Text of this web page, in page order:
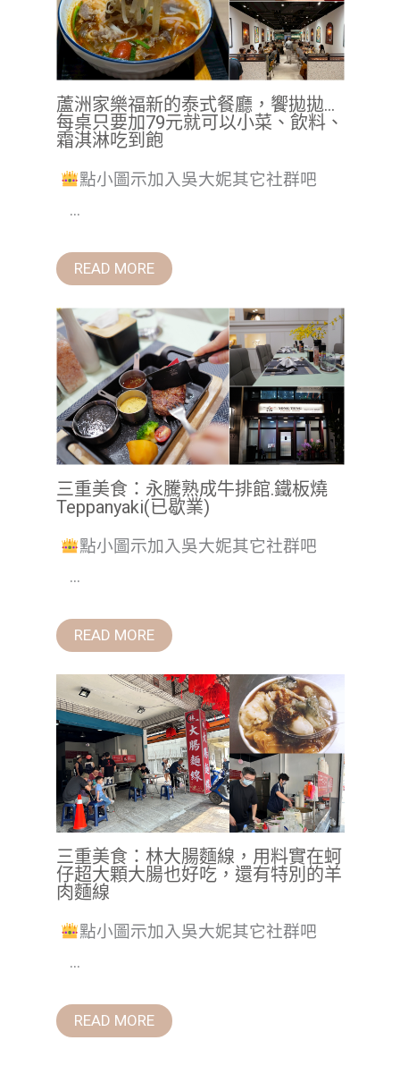
蘆洲家樂福新的泰式餐廳，饗拋拋…
每桌只要加79元就可以小菜、飲料、
霜淇淋吃到飽
點小圖示加入吳大妮其它社群吧
...
READ MORE
三重美食：永騰熟成牛排館.鐵板燒
Teppanyaki(已歇業)
點小圖示加入吳大妮其它社群吧
...
READ MORE
三重美食：林大腸麵線，用料實在蚵
仔超大顆大腸也好吃，還有特別的羊
肉麵線
點小圖示加入吳大妮其它社群吧
...
READ MORE